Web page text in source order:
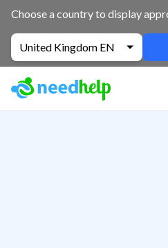
Choose a country to display
United Kingdom EN